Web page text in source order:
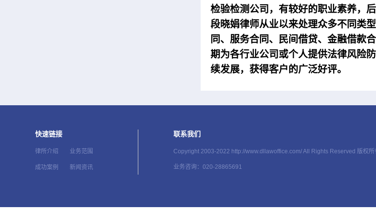
检验检测公司，有较好的职业素养，
段晓娟律师从业以来处理众多不同类
同、服务合同、民间借贷、金融借款
期为各行业公司或个人提供法律风险
续发展，获得客户的广泛好评。
快速链接
律所介绍 业务范围
成功案例 新闻资讯
联系我们
Copyright 2003-2022 http://www.dllawoffice.com/ All Rights Reserved 版权所
业务咨询：020-28865691